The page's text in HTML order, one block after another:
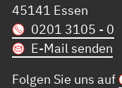
45141 Essen
0201 3105 - 0
E-Mail senden
Folgen Sie uns auf